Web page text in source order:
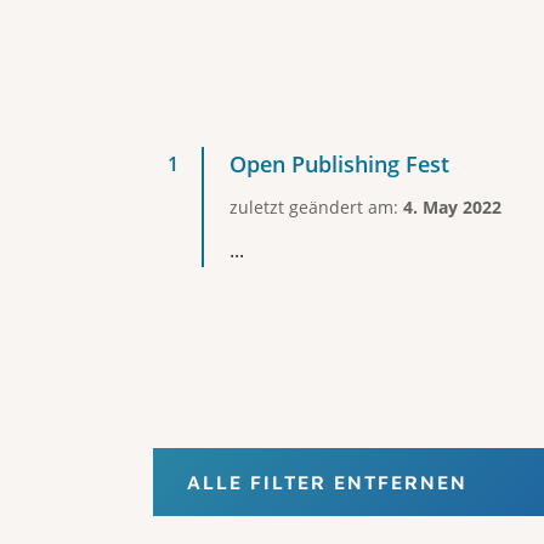
Open Publishing Fest
zuletzt geändert am: 4. May 2022
...
ALLE FILTER ENTFERNEN